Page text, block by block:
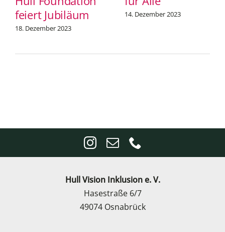
feiert Jubiläum
18. Dezember 2023
14. Dezember 2023
Hull Vision Inklusion e. V.
Hasestraße 6/7
49074 Osnabrück